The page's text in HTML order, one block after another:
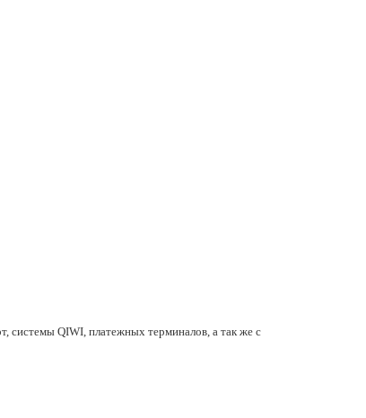
системы QIWI, платежных терминалов, а так же с